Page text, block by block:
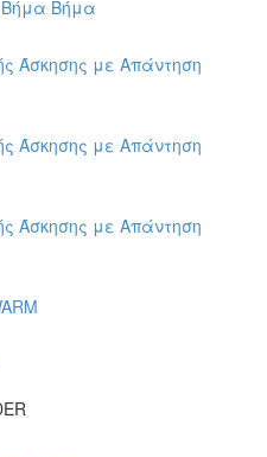
Βήμα Βήμα
Άσκησης με Απάντηση
Άσκησης με Απάντηση
Άσκησης με Απάντηση